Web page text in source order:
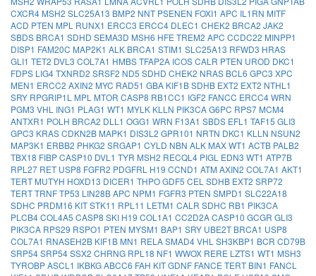
CXCR4 MSH2 SLC25A13 BMP2 NNT PSENEN FOXI1 APC IL1RN MITF
ACD PTEN MPL RUNX1 ERCC3 ERCC4 DLEC1 CHEK2 BRCA2 JAK2
SBDS BRCA1 SDHD SEMA3D MSH6 HFE TREM2 APC CCDC22 MINPP1
DISP1 FAM20C MAP2K1 ALK BRCA1 STIM1 SLC25A13 RFWD3 HRAS
GLI1 TET2 DVL3 COL7A1 HMBSTFAP2A ICOSCALR PTEN UROD DKC1
FDPS LIG4TXNRD2 SRSF2 ND5 SDHD CHEK2 NRAS BCL6 GPC3 XPC
MEN1 ERCC2 AXIN2 MYC RAD51 GBA KIF1BSDHB EXT2 EXT2 NTHL1
SRY RPGRIP1L MPL MTOR CASP8 RB1CC1 IGF2 FANCC ERCC4WRN
PGM3 VHL ING1 PLAG1 WT1 MYLK KLLN PIK3CAG6PC RPS7 MCM4
ANTXR1 POLH BRCA2 DLL1 OGG1 WRN F13A1 SBDS EFL1 TAF15 GLI3
GPC3 KRASCDKN2B MAPK1 DIS3L2 GPR101 NRTN DKC1 KLLN NSUN2
MAP3K1 ERBB2 PHKG2 SRGAP1 CYLD NBN ALK MAXWT1 ACTB PALB2
TBX18 FIBPCASP10 DVL1 TYR MSH2 RECQL4 PIGL EDN3 WT1 ATP7B
RPL27 RET USP8 FGFR2 PDGFRL H19 CCND1 ATM AXIN2 COL7A1 AKT1
TERT MUTYH HOXD13 DICER1 THPOGDF5 CEL SDHB EXT2 SRP72
TERTTRNFTP53 LIN28BAPC NPM1 FGFR3 PTEN SMPD1 SLC22A18
SDHC PRDM16 KITSTK11 RPL11 LETM1 CALR SDHC RB1 PIK3CA
PLCB4COL4A5 CASP8 SKI H19 COL1A1 CC2D2ACASP10 GCGR GLI3
PIK3CA RPS29 RSPO1 PTEN MYSM1 BAP1 SRY UBE2T BRCA1 USP8
COL7A1 RNASEH2B KIF1B MN1 RELASMAD4VHL SH3KBP1 BCR CD79B
SRP54SRP54SSX2 CHRNG RPL18 NF1 WWOX RERE LZTS1 WT1 MSH3
TYROBPASCL1 IKBKGABCC6 FAH KITGDNF FANCE TERT BIN1 FANCL